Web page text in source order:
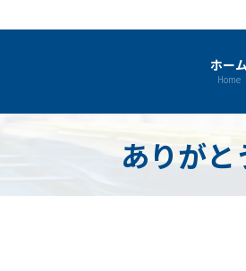
ホー
Home
ありが